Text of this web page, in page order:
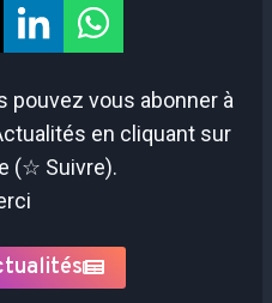
pouvez vous abonner à
en cliquant sur
(☆ Suivre).